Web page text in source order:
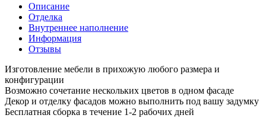
Описание
Отделка
Внутреннее наполнение
Информация
Отзывы
Изготовление мебели в прихожую любого размера и
конфигурации
Возможно сочетание нескольких цветов в одном фасаде
Декор и отделку фасадов можно выполнить под вашу задумку
Бесплатная сборка в течение 1-2 рабочих дней